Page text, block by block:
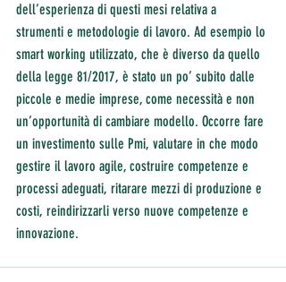
dell’esperienza di questi mesi relativa a
strumenti e metodologie di lavoro. Ad esempio lo
smart working utilizzato, che è diverso da quello
della legge 81/2017, è stato un po’ subito dalle
piccole e medie imprese, come necessità e non
un’opportunità di cambiare modello. Occorre fare
un investimento sulle Pmi, valutare in che modo
gestire il lavoro agile, costruire competenze e
processi adeguati, ritarare mezzi di produzione e
costi, reindirizzarli verso nuove competenze e
innovazione.